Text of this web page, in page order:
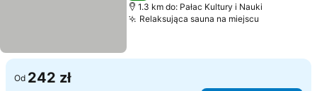
1.3 km do: Pałac Kultury i Nauki
Relaksująca sauna na miejscu
Od 242 zł